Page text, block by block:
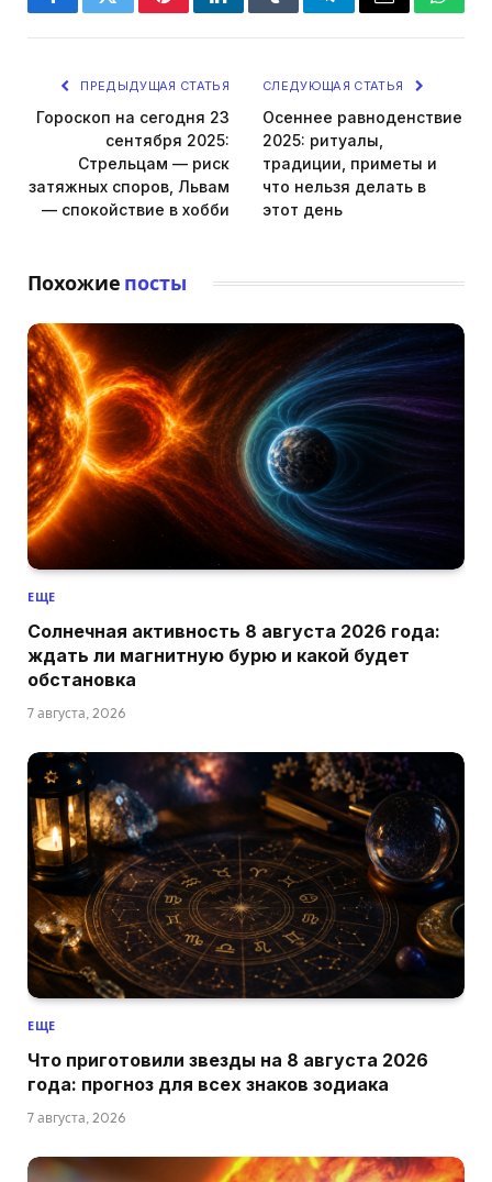
FacebookTwitterPinterestLinkedInTumblrTelegramEmail
ПРЕДЫДУЩАЯ СТАТЬЯ
Гороскоп на сегодня 23
сентября 2025:
Стрельцам — риск
затяжных споров, Львам
— спокойствие в хобби
СЛЕДУЮЩАЯ СТАТЬЯ
Осеннее равноденствие
2025: ритуалы,
традиции, приметы и
что нельзя делать в
этот день
Похожие посты
ЕЩЕ
Солнечная активность 8 августа 2026 года:
ждать ли магнитную бурю и какой будет
обстановка
7 августа, 2026
ЕЩЕ
Что приготовили звезды на 8 августа 2026
года: прогноз для всех знаков зодиака
7 августа, 2026